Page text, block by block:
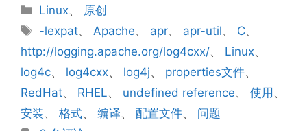
分
类
Linux、 原创
标
签
-lexpat、Apache、 apr、 apr-util、 C、
http://logging.apache.org/log4cxx/、 Linux、
log4c、 log4cxx、 log4j、 properties文件、
RedHat、 RHEL、 undefined reference、 使用 、
安装、 格式、 编译、 配置文件、 问题